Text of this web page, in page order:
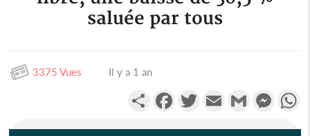
saluée par tous
3375 Vues Il y a 1 an
PartagerFacebookTwitterEmail Gmail